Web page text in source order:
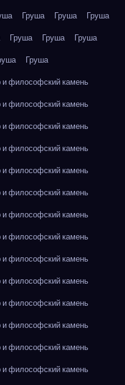
Груша Груша
Груша
Груша Груша
Груша
Груша
и философский камень
и философский камень
и философский камень
и философский камень
и философский камень
и философский камень
и философский камень
и философский камень
и философский камень
и философский камень
и философский камень
и философский камень
и философский камень
и философский камень